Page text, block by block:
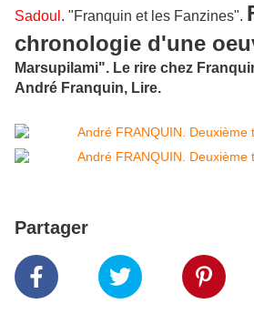
Sadoul . "Franquin et les Fanzines".
chronologie d'une
Marsupilami". Le rire chez
André Franquin, Lire.
Partager